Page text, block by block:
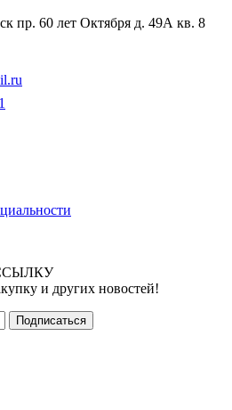
пр. 60 лет Октября д. 49А кв. 8
и других новостей!